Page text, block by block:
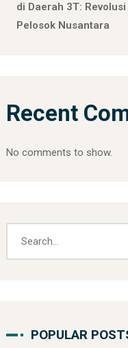
di Daerah 3T:
Pelosok Nusantara
Recent
No comments to show.
POPULAR